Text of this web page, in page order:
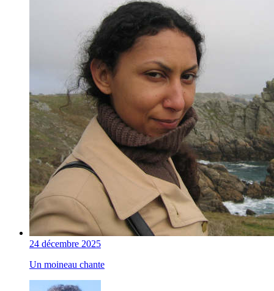
24 décembre 2025
Un moineau chante